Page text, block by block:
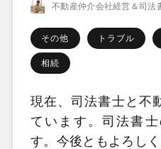
不動産仲介会社経営＆司
その他 トラブル
相続
現在、司法書士と不
ています。司法書
す。今後ともよろし